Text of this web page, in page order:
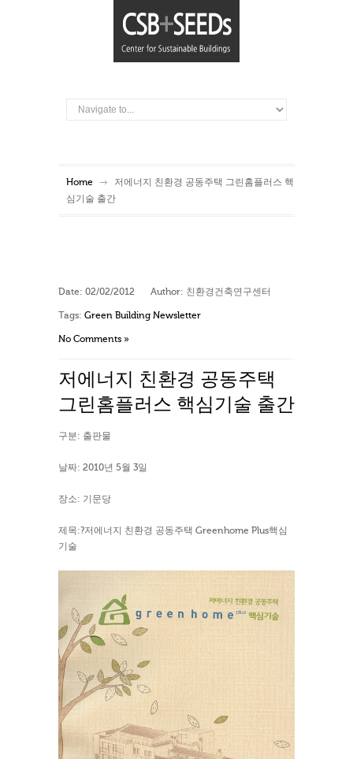
Home
저에너지 친환경 공동주택 그린홈플러스 핵
심기술 출간
Date: 02/02/2012 Author: 친환경건축연구센터
Tags: Green Building Newsletter
No Comments »
저에너지 친환경 공동주택
그린홈플러스 핵심기술 출간
구분: 출판물
날짜: 2010년 5월 3일
장소: 기문당
제목:?저에너지 친환경 공동주택 Greenhome Plus핵심
기술